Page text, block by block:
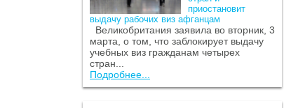
приостановит
выдачу рабочих виз афганцам
Великобритания заявила во вторник, 3
марта, о том, что заблокирует выдачу
учебных виз гражданам четырех
стран...
Подробнее...